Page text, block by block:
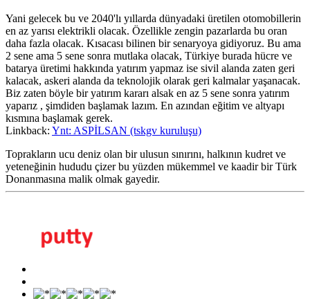
Yani gelecek bu ve 2040'lı yıllarda dünyadaki üretilen otomobillerin
en az yarısı elektrikli olacak. Özellikle zengin pazarlarda bu oran
daha fazla olacak. Kısacası bilinen bir senaryoya gidiyoruz. Bu ama
2 sene ama 5 sene sonra mutlaka olacak, Türkiye burada hücre ve
batarya üretimi hakkında yatırım yapmaz ise sivil alanda zaten geri
kalacak, askeri alanda da teknolojik olarak geri kalmalar yaşanacak.
Biz zaten böyle bir yatırım kararı alsak en az 5 sene sonra yatırım
yaparız , şimdiden başlamak lazım. En azından eğitim ve altyapı
kısmına başlamak gerek.
Linkback: Ynt: ASPİLSAN (tskgv kuruluşu)
Toprakların ucu deniz olan bir ulusun sınırını, halkının kudret ve
yeteneğinin hududu çizer bu yüzden mükemmel ve kaadir bir Türk
Donanmasına malik olmak gayedir.